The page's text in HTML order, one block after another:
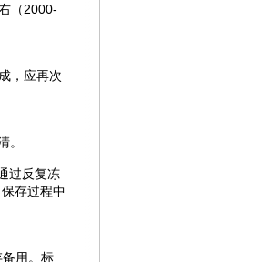
（2000-
，应再次
。
过反复冻
存过程中
用。标